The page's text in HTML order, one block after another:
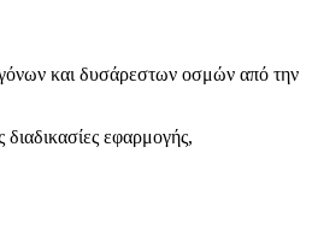
και δυσάρεστων οσμών από την
εφαρμογής,